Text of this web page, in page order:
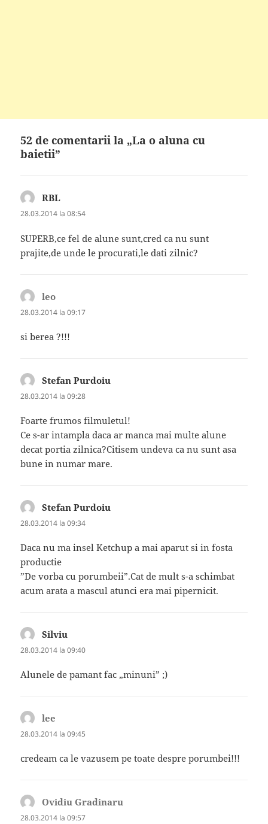
52 de comentarii la „La o aluna cu
baietii”
RBL
28.03.2014 la 08:54
SUPERB,ce fel de alune sunt,cred ca nu sunt
prajite,de unde le procurati,le dati zilnic?
leo
28.03.2014 la 09:17
si berea ?!!!
Stefan Purdoiu
28.03.2014 la 09:28
Foarte frumos filmuletul!
Ce s-ar intampla daca ar manca mai multe alune
decat portia zilnica?Citisem undeva ca nu sunt asa
bune in numar mare.
Stefan Purdoiu
28.03.2014 la 09:34
Daca nu ma insel Ketchup a mai aparut si in fosta
productie
”De vorba cu porumbeii”.Cat de mult s-a schimbat
acum arata a mascul atunci era mai pipernicit.
Silviu
28.03.2014 la 09:40
Alunele de pamant fac „minuni” ;)
lee
28.03.2014 la 09:45
credeam ca le vazusem pe toate despre porumbei!!!
Ovidiu Gradinaru
28.03.2014 la 09:57